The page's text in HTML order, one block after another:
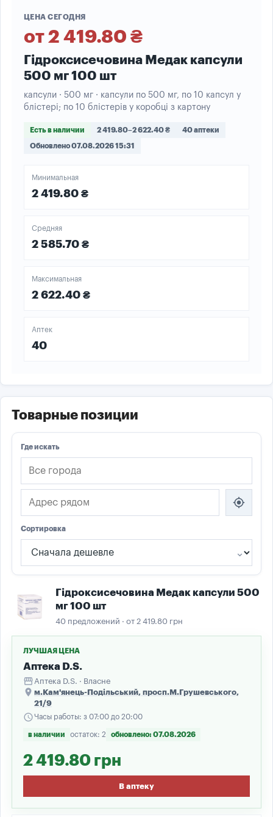
ЦЕНА СЕГОДНЯ
от 2 419.80 ₴
Гідроксисечовина Медак капсули
500 мг 100 шт
капсули · 500 мг · капсули по 500 мг, по 10 капсул у
блістері; по 10 блістерів у коробці з картону
Есть в наличии 2 419.80–2 622.40 ₴ 40 аптеки
Обновлено 07.08.2026 15:31
Минимальная
2 419.80 ₴
Средняя
2 585.70 ₴
Максимальная
2 622.40 ₴
Аптек
40
Товарные позиции
Где искать
Сортировка
my_location
Гідроксисечовина Медак капсули 500
мг 100 шт
40 предложений · от 2 419.80 грн
ЛУЧШАЯ ЦЕНА
Аптека D.S.
storefront Аптека D.S. · Власне
place м.Кам'янець-Подільський, просп.М.Грушевського,
21/9
scheduleЧасы работы: з 07:00 до 20:00
в наличии остаток: 2 обновлено: 07.08.2026
2 419.80 грн
В аптеку